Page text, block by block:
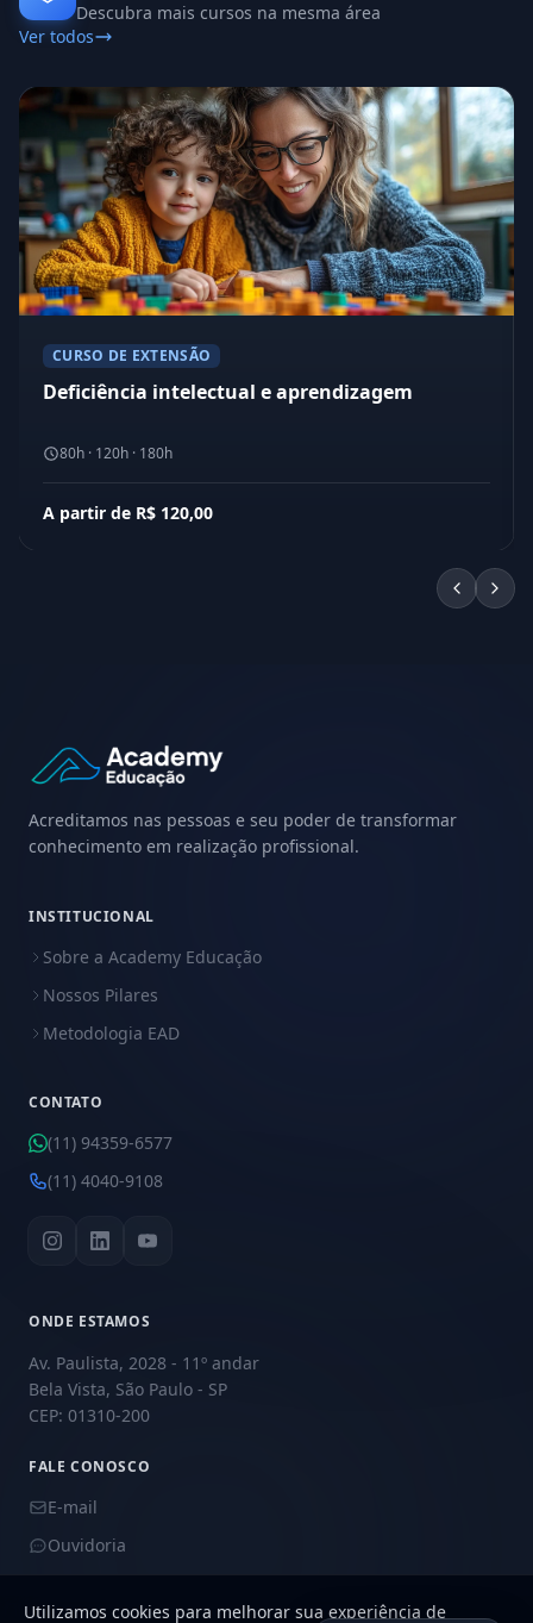
Descubra mais cursos na mesma área
Ver todos
CURSO DE EXTENSÃO
Deficiência intelectual e aprendizagem
80h · 120h · 180h
A partir de R$ 120,00
Acreditamos nas pessoas e seu poder de transformar
conhecimento em realização profissional.
INSTITUCIONAL
Sobre a Academy Educação
Nossos Pilares
Metodologia EAD
CONTATO
(11) 94359-6577
(11) 4040-9108
ONDE ESTAMOS
Av. Paulista, 2028 - 11º andar
Bela Vista, São Paulo - SP
CEP: 01310-200
FALE CONOSCO
E-mail
Ouvidoria
Utilizamos cookies para melhorar sua experiência de